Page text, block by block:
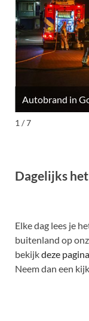
Autobrand in
1 / 7
Dagelijks
Elke dag lees je
buitenland op
bekijkdeze pagina
Neem dan een